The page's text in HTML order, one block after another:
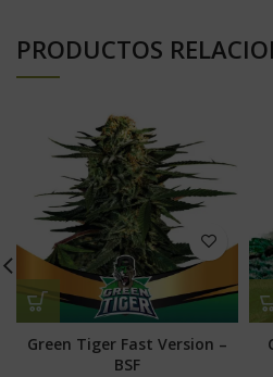
PRODUCTOS
Green Tiger Fast Version –
BSF